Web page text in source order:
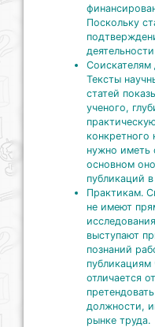
Поскольку
Соискателям
Тексты
статей
ученого,
конкретного
нужно иметь
основном
публикаций
Практикам.
не имеют
выступают
познаний
публикациям
отличается
должности,
рынке труда.